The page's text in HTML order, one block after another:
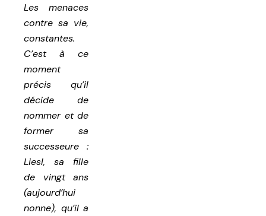
Les menaces
contre sa vie,
constantes.
C’est à ce
moment
précis qu’il
décide de
nommer et de
former sa
successeure :
Liesl, sa fille
de vingt ans
(aujourd’hui
nonne), qu’il a